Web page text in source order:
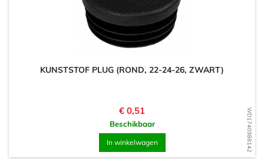
WD1740988142
KUNSTSTOF PLUG (ROND, 22-24-26, ZWART)
Prijs
€ 0,51
Beschikbaar
In winkelwagen